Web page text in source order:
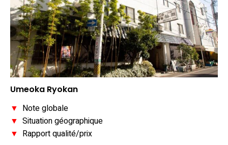
Umeoka Ryokan
▼ Note globale
▼ Situation géographique
▼ Rapport qualité/prix